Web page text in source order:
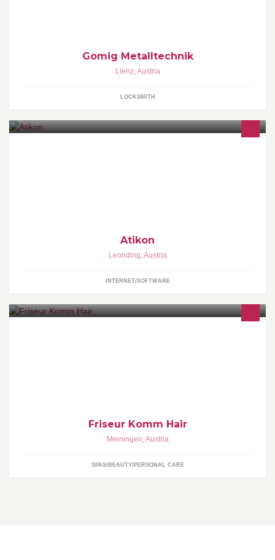
Gomig Metalltechnik
Lienz,Austria
LOCKSMITH
Atikon
Leonding,Austria
INTERNET/SOFTWARE
Friseur Komm Hair
Meiningen,Austria
SPAS/BEAUTY/PERSONAL CARE